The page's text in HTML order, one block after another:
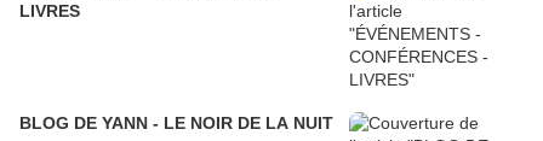
LIVRES
BLOG DE YANN - LE NOIR DE LA NUIT